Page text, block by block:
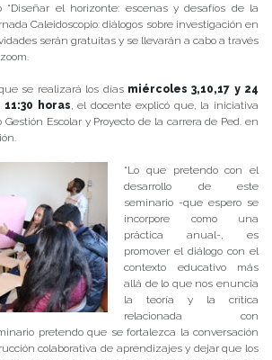
“Diseñar el horizonte: escenas y desafíos de la
Caleidoscopio: diálogos sobre investigación en
serán gratuitas y se llevarán a cabo a través
se realizará los díasmiércoles 3,10,17 y 24
horas , el docente explicó que, la iniciativa
Escolar y Proyecto de la carrera de Ped. en
“Lo que pretendo con el
desarrollo de este
seminario -que espero se
incorpore como una
práctica anual-, es
promover el diálogo con el
contexto educativo más
allá de lo que nos enuncia
la teoría y la crítica
relacionada con
pretendo que se fortalezca la conversación
colaborativa de aprendizajes y dejar que los